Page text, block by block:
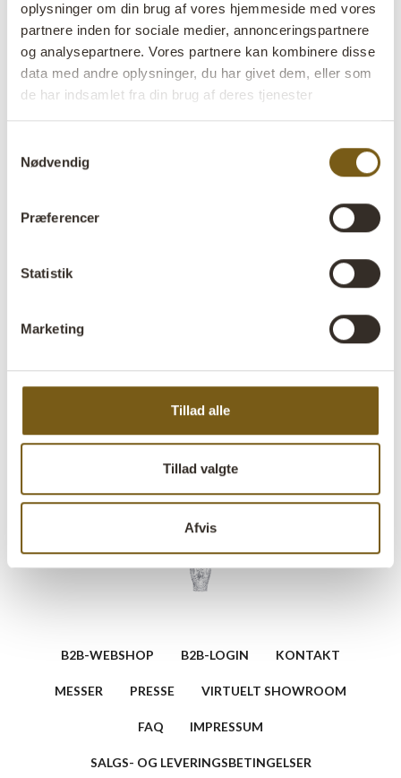
oplysninger om din brug af vores hjemmeside med vores
partnere inden for sociale medier, annonceringspartnere
og analysepartnere. Vores partnere kan kombinere disse
data med andre oplysninger, du har givet dem, eller som
de har indsamlet fra din brug af deres tjenester
Nødvendig
Præferencer
Statistik
Marketing
Tillad alle
Tillad valgte
Afvis
VIGTIGT hvert produkt er unik i farve og finish
Størrelse: H:10 cmxW:4,5 cmx D:4 cm
Mere info +
Denne jernknage er designet med et charmerende hjerte
Knagen er håndlavet af robust jern og har en mørk,
ende på krogen giver den et vintage-look og gør den
praktisk til at hænge jakker, tasker eller andre genstande
på. Den kan let monteres på væggen med et enkelt
skruehul i midten. Perfekt til at tilføje et hyggeligt
element til entréen, køkkenet eller soveværelset.
Stil et spørgsmål vedrørende dette produkt
B2B-WEBSHOP B2B-LOGIN KONTAKT
MESSER PRESSE VIRTUELT SHOWROOM
FAQ IMPRESSUM
SALGS- OG LEVERINGSBETINGELSER